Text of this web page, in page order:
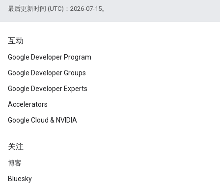
最后更新时间 (UTC)：2026-07-15。
互动
Google Developer Program
Google Developer Groups
Google Developer Experts
Accelerators
Google Cloud & NVIDIA
关注
博客
Bluesky